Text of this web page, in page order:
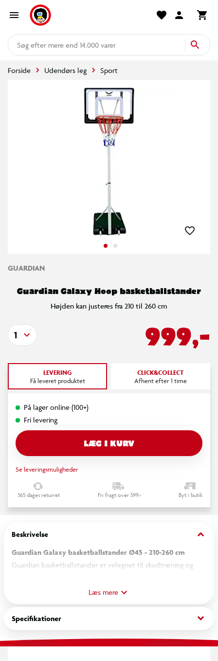
mere end 14.000 varer
Forside Udendørs leg Sport
GUARDIAN
Guardian Galaxy Hoop basketballstander
Højden kan justeres fra 210 til 260 cm
999,-
1
LEVERING
Få leveret produktet
CLICK&COLLECT
Afhent efter 1 time
På lager online (100+)
Fri levering
LÆG I KURV
Se leveringsmuligheder
365 dages returret Fri fragt over 599,- Byt i butik
Beskrivelse keyboard_arrow_down
Guardian Galaxy basketballstander Ø45 - 210-260 cm
Guardian basketballstander er velegnet til skudtræning og
kan justeres fra 210 til 260 cm, så standeren kan tilpasses
forskellige aldre og færdighedsniveauer. Konstruktionen er
fremstillet af stål og PE, og de integrerede hjul gør det nemt
at flytte standeren efter behov. Den stabile base bidrager til
en sikker opstilling under spil.
Læs mere
Specifikationer keyboard_arrow_down